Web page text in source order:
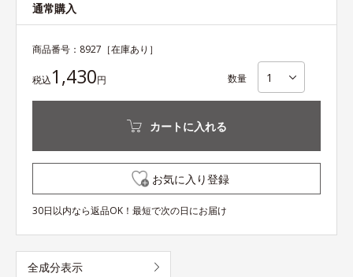
通常購入
商品番号： 8927 ［在庫あり］
税込1,430円 数量
カートに入れる
お気に入り登録
30日以内なら返品OK！最短で次の日にお届け
全成分表示